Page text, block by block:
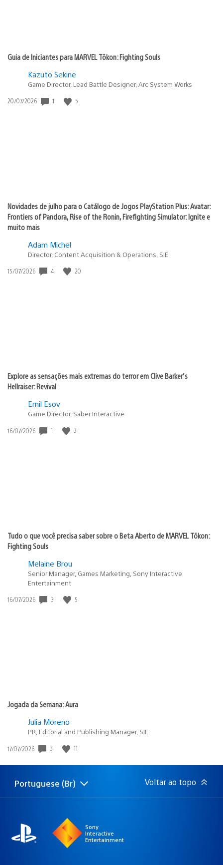
Guia de Iniciantes para MARVEL Tōkon: Fighting Souls
Kazuto Sekine
Game Director, Lead Battle Designer, Arc System Works
Data
20/07/2026 1 5
Novidades de julho para o Catálogo de Jogos PlayStation Plus: Avatar:
Frontiers of Pandora, Rise of the Ronin, Firefighting Simulator: Ignite e
muito mais
Adam Michel
Director, Content Acquisition & Operations, SIE
Data
15/07/2026 4 20
Explore as sensações mais extremas do terror em Clive Barker’s
Hellraiser: Revival
Emil Esov
Game Director, Saber Interactive
Data
16/07/2026 1 3
Tudo o que você precisa saber sobre o Beta Aberto de MARVEL Tōkon:
Fighting Souls
Melaine Brou
Senior Manager, Games Marketing, Sony Interactive
Entertainment
Data
16/07/2026 3 5
Jogada da Semana: Aura
Julia Moreno
PR, Editorial and Publishing Manager, SIE
Data
publicação:
17/07/2026 3 11
Selecione
uma
Região
atual:
Portuguese (Br) Voltar ao topo
Sony
Interactive
Entertainment